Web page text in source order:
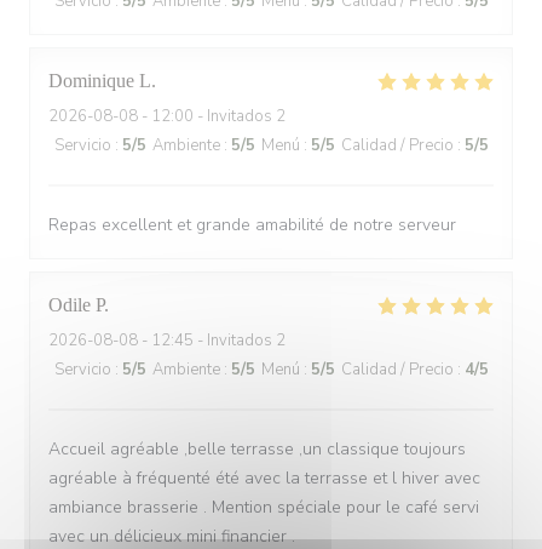
Dominique L
2026-08-08 - 12:00 - Invitados 2
Servicio : 5/5 Ambiente : 5/5 Menú : 5/5 Calidad / Precio : 5/5
Repas excellent et grande amabilité de notre serveur
Odile P
2026-08-08 - 12:45 - Invitados 2
Servicio : 5/5 Ambiente : 5/5 Menú : 5/5 Calidad / Precio : 4/5
Accueil agréable ,belle terrasse ,un classique toujours
agréable à fréquenté été avec la terrasse et l hiver avec
ambiance brasserie . Mention spéciale pour le café servi
avec un délicieux mini financier .